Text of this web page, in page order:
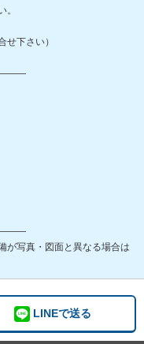
下さい）
が写真・図面と異なる場合は
LINEで送る